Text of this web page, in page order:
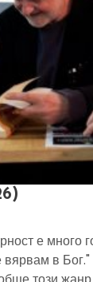
е много
вярвам в Бог."